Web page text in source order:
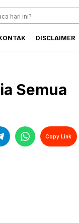
DISCLAIMER
Semua
Copy Link